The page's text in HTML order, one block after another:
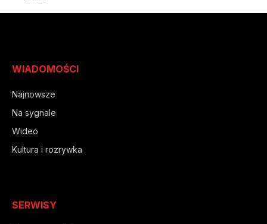
WIADOMOŚCI
Najnowsze
Na sygnale
Wideo
Kultura i rozrywka
SERWISY